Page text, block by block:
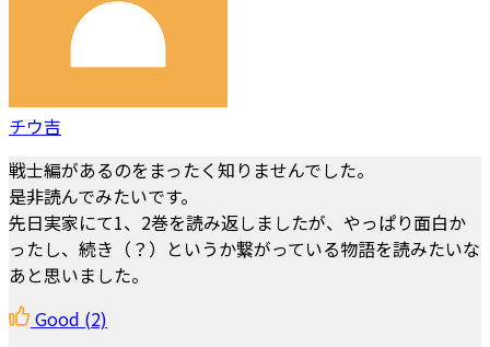
チウ吉
戦士編があるのをまったく知りませんでした。
是非読んでみたいです。
先日実家にて1、2巻を読み返しましたが、やっぱり面白か
ったし、続き（？）というか繋がっている物語を読みたいな
あと思いました。
Good (2)